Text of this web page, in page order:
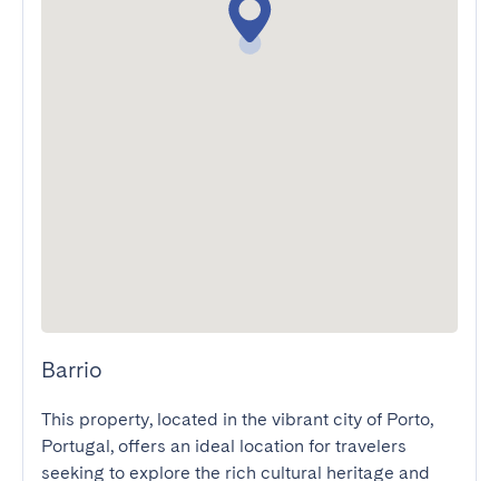
Barrio
This property, located in the vibrant city of Porto,
Portugal, offers an ideal location for travelers
seeking to explore the rich cultural heritage and